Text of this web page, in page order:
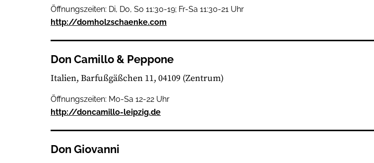
Öffnungszeiten: Di, Do, So 11:30-19; Fr-Sa 11:30-21 Uhr
http://domholzschaenke.com
Don Camillo & Peppone
Italien Barfußgäßchen 11, 04109 (Zentrum)
Öffnungszeiten: Mo-Sa 12-22 Uhr
http://doncamillo-leipzig.de
Don Giovanni